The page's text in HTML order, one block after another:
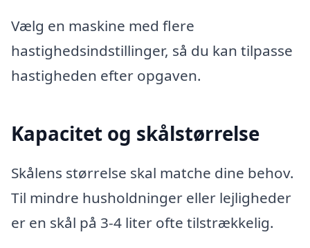
Vælg en maskine med flere
hastighedsindstillinger, så du kan tilpasse
hastigheden efter opgaven.
Kapacitet og skålstørrelse
Skålens størrelse skal matche dine behov.
Til mindre husholdninger eller lejligheder
er en skål på 3-4 liter ofte tilstrækkelig.